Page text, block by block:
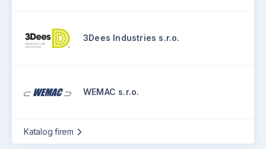
3Dees Industries s.r.o.
WEMAC s.r.o.
Katalog firem